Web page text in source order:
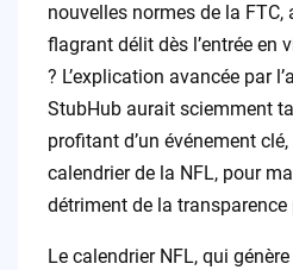
nouvelles normes de la FTC,
flagrant délit dès l’entrée en
? L’explication avancée par
StubHub aurait sciemment
profitant d’un événement
calendrier de la NFL, pour
détriment de la
Le calendrier NFL, qui